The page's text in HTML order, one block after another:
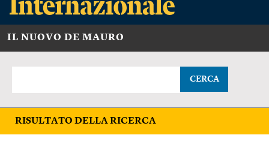
IL NUOVO DE MAURO
CERCA
RISULTATO DELLA RICERCA